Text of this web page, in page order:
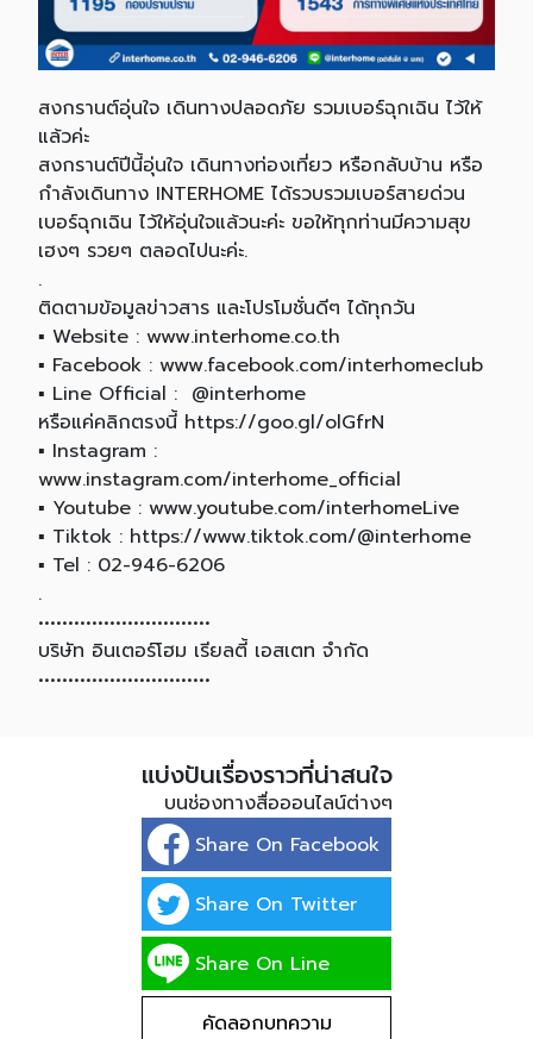
สงกรานต์อุ่นใจ เดินทางปลอดภัย รวมเบอร์ฉุกเฉิน ไว้ให้
แล้วค่ะ
สงกรานต์ปีนี้อุ่นใจ เดินทางท่องเที่ยว หรือกลับบ้าน หรือ
กำลังเดินทาง INTERHOME ได้รวบรวมเบอร์สายด่วน
เบอร์ฉุกเฉิน ไว้ให้อุ่นใจแล้วนะค่ะ ขอให้ทุกท่านมีความสุข
เฮงๆ รวยๆ ตลอดไปนะค่ะ.
.
ติดตามข้อมูลข่าวสาร และโปรโมชั่นดีๆ ได้ทุกวัน
▪️ Website : www.interhome.co.th
▪️ Facebook : www.facebook.com/interhomeclub
▪️ Line Official : @interhome
หรือแค่คลิกตรงนี้ https://goo.gl/olGfrN
▪️ Instagram :
www.instagram.com/interhome_official
▪️ Youtube : www.youtube.com/interhomeLive
▪️ Tiktok : https://www.tiktok.com/@interhome
▪️ Tel : 02-946-6206
.
•••••••••••••••••••••••••••••
บริษัท อินเตอร์โฮม เรียลตี้ เอสเตท จำกัด
•••••••••••••••••••••••••••••
แบ่งปันเรื่องราวที่น่าสนใจ
บนช่องทางสื่อออนไลน์ต่างๆ
Share On Facebook
Share On Twitter
Share On Line
คัดลอกบทความ